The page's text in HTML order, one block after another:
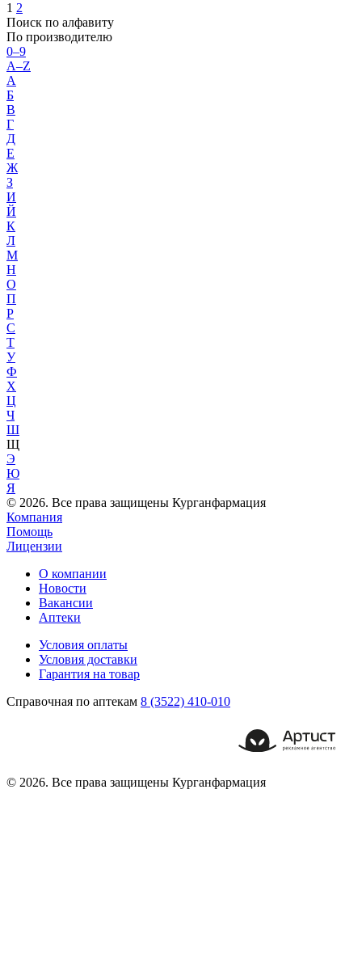
1 2
Поиск по алфавиту
По производителю
0–9
A–Z
А
Б
В
Г
Д
Е
Ж
З
И
Й
К
Л
М
Н
О
П
Р
С
Т
У
Ф
Х
Ц
Ч
Ш
Щ
Э
Ю
Я
© 2026. Все права защищены Курганфармация
Компания
Помощь
Лицензии
О компании
Новости
Вакансии
Аптеки
Условия оплаты
Условия доставки
Гарантия на товар
Справочная по аптекам 8 (3522) 410-010
© 2026. Все права защищены Курганфармация